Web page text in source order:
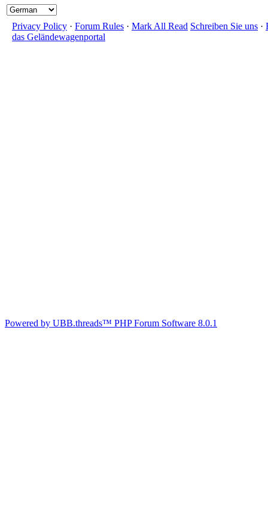
Privacy Policy · Forum Rules · Mark All Read Schreiben Sie uns ·
das Geländewagenportal
Powered by UBB.threads™ PHP Forum Software 8.0.1